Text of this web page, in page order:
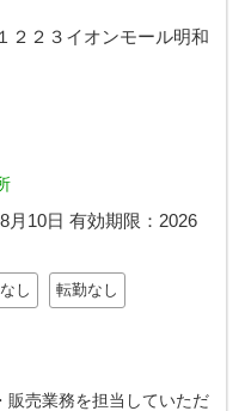
２２３イオンモール明和
月10日 有効期限： 2026
し 転勤なし
販売業務を担当していただ